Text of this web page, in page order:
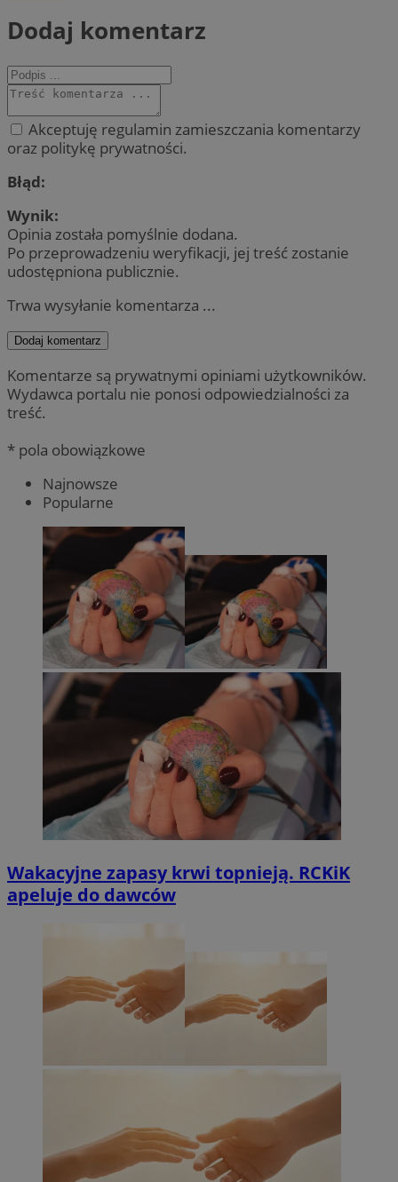
Dodaj komentarz
Akceptuję regulamin zamieszczania komentarzy
oraz politykę prywatności.
Błąd:
Wynik:
Opinia została pomyślnie dodana.
Po przeprowadzeniu weryfikacji, jej treść zostanie
udostępniona publicznie.
Trwa wysyłanie komentarza ...
Dodaj komentarz
Komentarze są prywatnymi opiniami użytkowników.
Wydawca portalu nie ponosi odpowiedzialności za
treść.
* pola obowiązkowe
Najnowsze
Popularne
Wakacyjne zapasy krwi topnieją. RCKiK
apeluje do dawców